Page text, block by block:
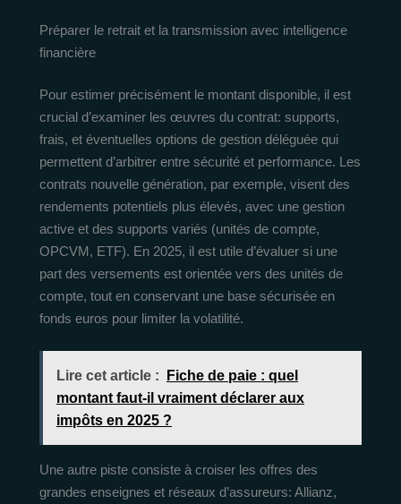
Préparer le retrait et la transmission avec intelligence
financière
Pour estimer précisément le montant disponible, il est
crucial d’examiner les œuvres du contrat: supports,
frais, et éventuelles options de gestion déléguée qui
permettent d’arbitrer entre sécurité et performance. Les
contrats nouvelle génération, par exemple, visent des
rendements potentiels plus élevés, avec une gestion
active et des supports variés (unités de compte,
OPCVM, ETF). En 2025, il est utile d’évaluer si une
part des versements est orientée vers des unités de
compte, tout en conservant une base sécurisée en
fonds euros pour limiter la volatilité.
Lire cet article :
Fiche de paie : quel
montant faut-il vraiment déclarer aux
impôts en 2025 ?
Une autre piste consiste à croiser les offres des
grandes enseignes et réseaux d’assureurs: Allianz,